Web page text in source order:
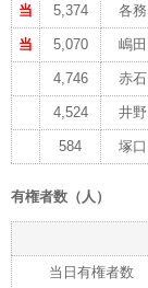
当 5,374 各
当 5,070 嶋
4,746 赤
4,524 井
584 塚
有権者数（人）
当日有権者数